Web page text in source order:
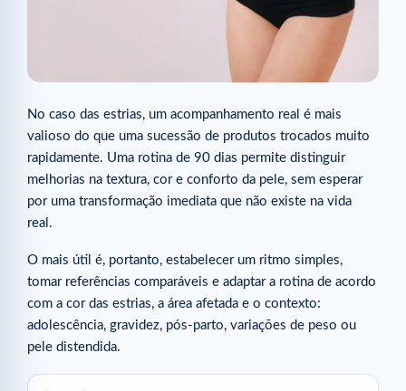
No caso das estrias, um acompanhamento real é mais
valioso do que uma sucessão de produtos trocados muito
rapidamente. Uma rotina de 90 dias permite distinguir
melhorias na textura, cor e conforto da pele, sem esperar
por uma transformação imediata que não existe na vida
real.
O mais útil é, portanto, estabelecer um ritmo simples,
tomar referências comparáveis e adaptar a rotina de acordo
com a cor das estrias, a área afetada e o contexto:
adolescência, gravidez, pós-parto, variações de peso ou
pele distendida.